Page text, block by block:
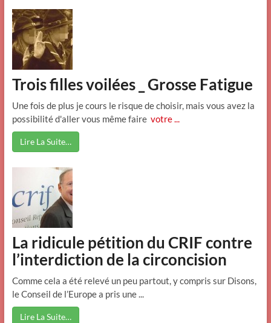
Trois filles voilées _ Grosse Fatigue
Une fois de plus je cours le risque de choisir, mais vous avez la
possibilité d'aller vous même faire votre ...
Lire La Suite…
La ridicule pétition du CRIF contre
l’interdiction de la circoncision
Comme cela a été relevé un peu partout, y compris sur Disons,
le Conseil de l’Europe a pris une ...
Lire La Suite…